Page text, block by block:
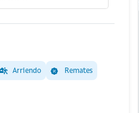
Arriendo Remates